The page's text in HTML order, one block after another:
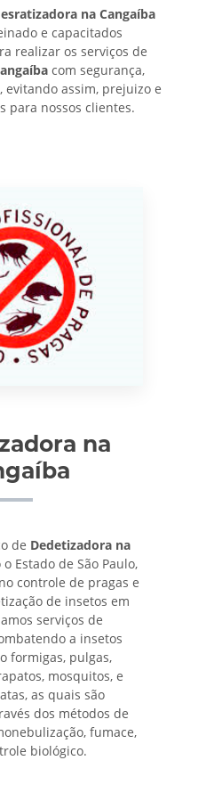
na Cangaíba
e capacitados
realizar os serviços de
com segurança,
assim, prejuizo e
para nossos clientes.
na
de Dedetizadora na
Estado de São Paulo,
controle de pragas e
de insetos em
serviços de
a insetos
formigas, pulgas,
mosquitos, e
as quais são
dos métodos de
fumace,
biológico.